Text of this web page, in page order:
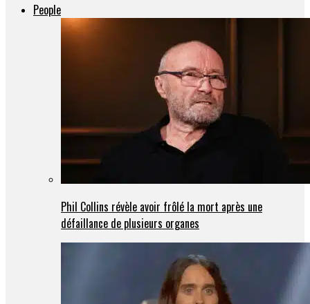
People
Phil Collins révèle avoir frôlé la mort après une
défaillance de plusieurs organes